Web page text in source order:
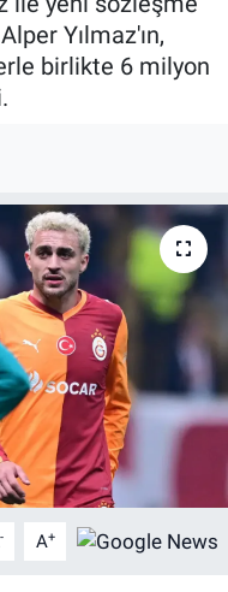
Yılmaz'ın,
birlikte 6 milyon
- A+